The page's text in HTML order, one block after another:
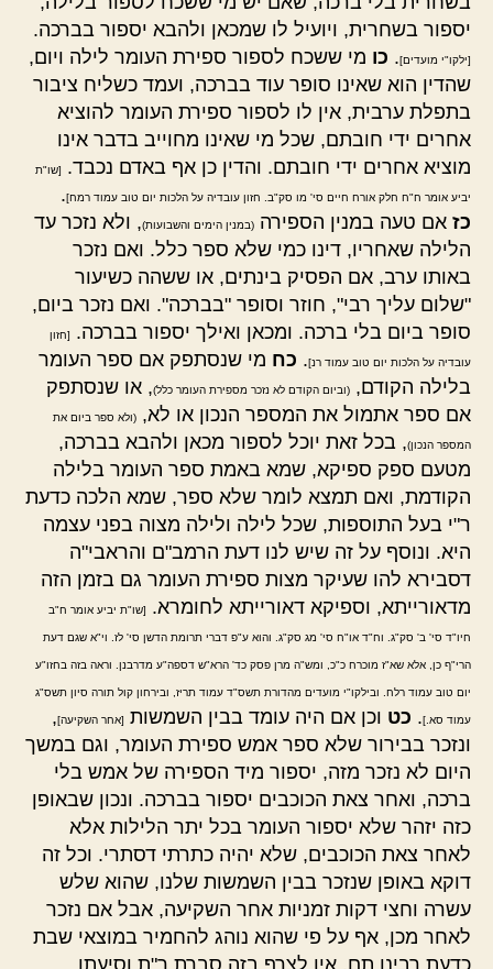
יספור בשחרית, ויועיל לו שמכאן ולהבא יספור בברכה.
[ילקו"י מועדים]. כו מי ששכח לספור ספירת העומר לילה ויום,
שהדין הוא שאינו סופר עוד בברכה, ועמד כשליח ציבור
בתפלת ערבית, אין לו לספור ספירת העומר להוציא
אחרים ידי חובתם, שכל מי שאינו מחוייב בדבר אינו
מוציא אחרים ידי חובתם. והדין כן אף באדם נכבד.
[שו"ת
יביע אומר ח"ח חלק אורח חיים סי' מו סק"ב. חזון עובדיה על הלכות יום טוב עמוד רמח].
כז אם טעה במנין הספירה (במנין הימים והשבועות), ולא נזכר עד
הלילה שאחריו, דינו כמי שלא ספר כלל. ואם נזכר
באותו ערב, אם הפסיק בינתים, או ששהה כשיעור
"שלום עליך רבי", חוזר וסופר "בברכה". ואם נזכר ביום,
סופר ביום בלי ברכה. ומכאן ואילך יספור בברכה.
[חזון
עובדיה על הלכות יום טוב עמוד רנ]. כח מי שנסתפק אם ספר העומר
בלילה הקודם, (וביום הקודם לא נזכר מספירת העומר כלל), או שנסתפק
אם ספר אתמול את המספר הנכון או לא, (ולא ספר ביום את
המספר הנכון), בכל זאת יוכל לספור מכאן ולהבא בברכה,
מטעם ספק ספיקא, שמא באמת ספר העומר בלילה
הקודמת, ואם תמצא לומר שלא ספר, שמא הלכה כדעת
ר"י בעל התוספות, שכל לילה ולילה מצוה בפני עצמה
היא. ונוסף על זה שיש לנו דעת הרמב"ם והראבי"ה
דסבירא להו שעיקר מצות ספירת העומר גם בזמן הזה
מדאורייתא, וספיקא דאורייתא לחומרא.
[שו"ת יביע אומר ח"ב
חיו"ד סי' ב' סק"ג. וח"ד או"ח סי' מג סק"ג. והוא ע"פ דברי תרומת הדשן סי' לז. וי"א שגם דעת
הרי"ף כן, אלא שא"ז מוכרח כ"כ, ומש"ה מרן פסק כד' הרא"ש דספה"ע מדרבנן. וראה בזה בחזו"ע
יום טוב עמוד רלח. ובילקו"י מועדים מהדורת תשס"ד עמוד תריז, ובירחון קול תורה סיון תשס"ג
עמוד סא.]. כט וכן אם היה עומד בבין השמשות [אחר השקיעה],
ונזכר בבירור שלא ספר אמש ספירת העומר, וגם במשך
היום לא נזכר מזה, יספור מיד הספירה של אמש בלי
ברכה, ואחר צאת הכוכבים יספור בברכה. ונכון שבאופן
כזה יזהר שלא יספור העומר בכל יתר הלילות אלא
לאחר צאת הכוכבים, שלא יהיה כתרתי דסתרי. וכל זה
דוקא באופן שנזכר בבין השמשות שלנו, שהוא שלש
עשרה וחצי דקות זמניות אחר השקיעה, אבל אם נזכר
לאחר מכן, אף על פי שהוא נוהג להחמיר במוצאי שבת
כדעת רבינו תם, אין לצרף בזה סברת ר"ת וסיעתו